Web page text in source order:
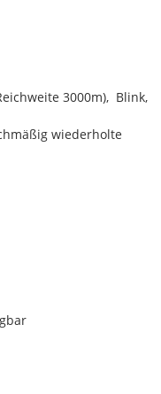
3000m), Blink,
wiederholte